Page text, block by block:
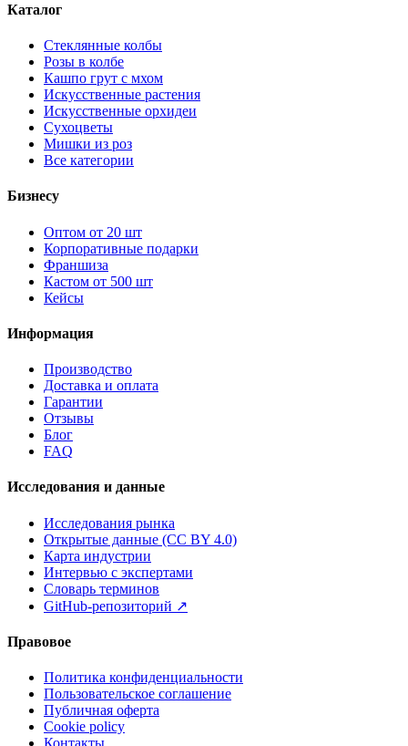
Каталог
Стеклянные колбы
Розы в колбе
Кашпо грут с мхом
Искусственные растения
Искусственные орхидеи
Сухоцветы
Мишки из роз
Все категории
Бизнесу
Оптом от 20 шт
Корпоративные подарки
Франшиза
Кастом от 500 шт
Кейсы
Информация
Производство
Доставка и оплата
Гарантии
Отзывы
Блог
FAQ
Исследования и данные
Исследования рынка
Открытые данные (CC BY 4.0)
Карта индустрии
Интервью с экспертами
Словарь терминов
GitHub-репозиторий ↗
Правовое
Политика конфиденциальности
Пользовательское соглашение
Публичная оферта
Cookie policy
Контакты